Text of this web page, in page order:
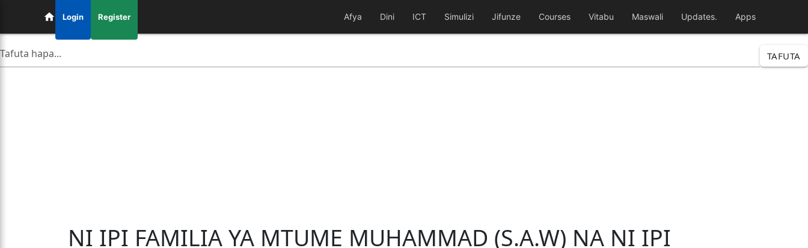
Login Register Afya Dini ICT Simulizi Jifunze Courses Vitabu Maswali Updates. Apps
TAFUTA
NI IPI FAMILIA YA MTUME MUHAMMAD (S.A.W) NA NI IPI